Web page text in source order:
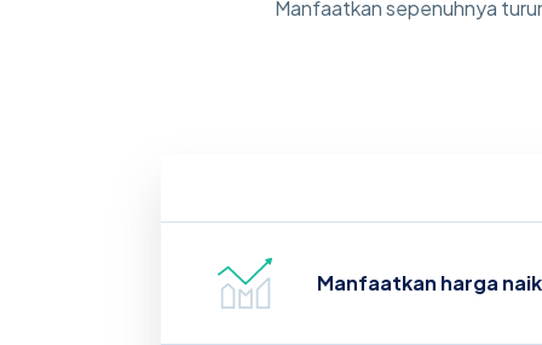
Manfaatkan sepenuhnya
Manfaatkan harga